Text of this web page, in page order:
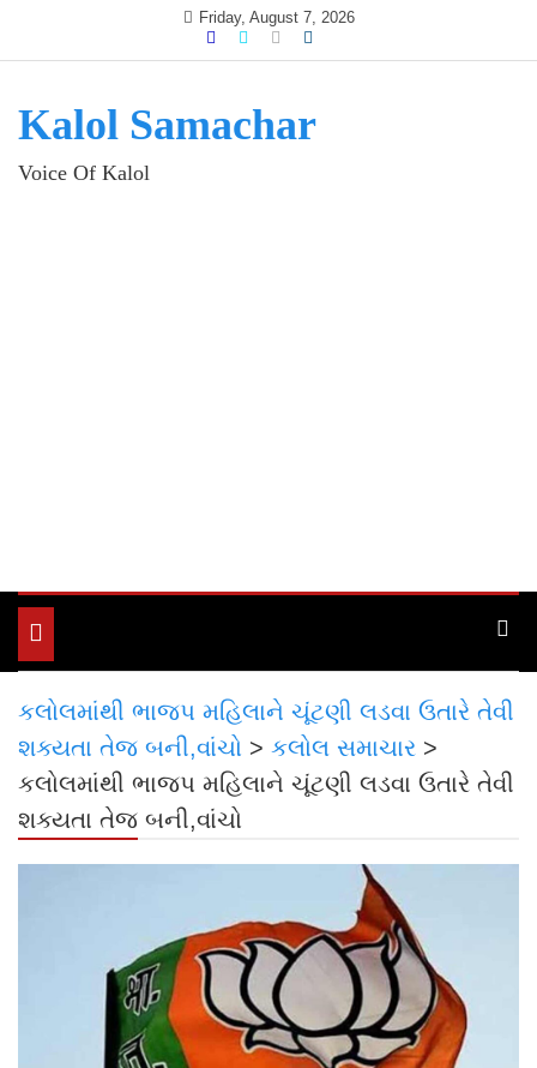
Friday, August 7, 2026
Kalol Samachar
Voice Of Kalol
Toggle
navigation
કલોલમાંથી ભાજપ મહિલાને ચૂંટણી લડવા ઉતારે તેવી
શક્યતા તેજ બની,વાંચો > કલોલ સમાચાર >
કલોલમાંથી ભાજપ મહિલાને ચૂંટણી લડવા ઉતારે તેવી
શક્યતા તેજ બની,વાંચો